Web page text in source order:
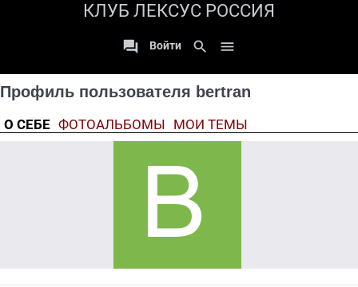
КЛУБ ЛЕКСУС РОССИЯ
 Войти search 
Профиль пользователя bertran
О СЕБЕ ФОТОАЛЬБОМЫ МОИ ТЕМЫ